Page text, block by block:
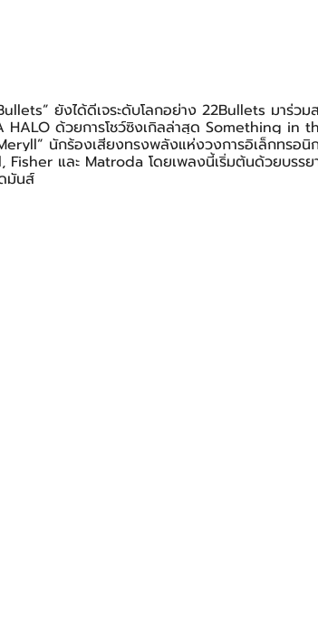
ยังได้ดีเจระดับโลกอย่าง 22Bullets มาร่วม
HALO ด้วยการโชว์ซิงเกิลล่าสุด Something in
นักร้องเสียงทรงพลังแห่งวงการอิเล็กทรอนิ
และ Matroda โดยเพลงนี้เริ่มต้นด้วยบรรย
มันส์